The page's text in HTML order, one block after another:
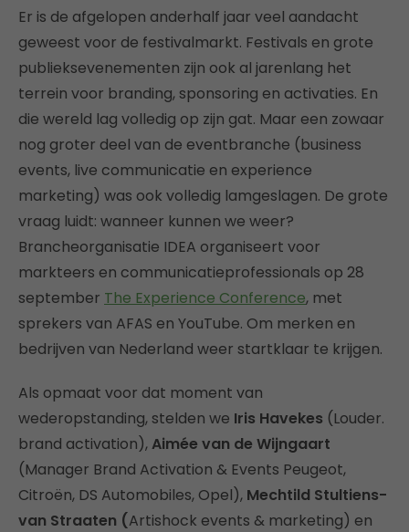
Er is de afgelopen anderhalf jaar veel aandacht
geweest voor de festivalmarkt. Festivals en grote
publieksevenementen zijn ook al jarenlang het
terrein voor branding, sponsoring en activaties. En
die wereld lag volledig op zijn gat. Maar een zowaar
nog groter deel van de eventbranche (business
events, live communicatie en experience
marketing) was ook volledig lamgeslagen. De grote
vraag luidt: wanneer kunnen we weer?
Brancheorganisatie IDEA organiseert voor
markteers en communicatieprofessionals op 28
september The Experience Conference, met
sprekers van AFAS en YouTube. Om merken en
bedrijven van Nederland weer startklaar te krijgen.
Als opmaat voor dat moment van
wederopstanding, stelden we Iris Havekes (Louder.
brand activation),Aimée van de Wijngaart
(Manager Brand Activation & Events Peugeot,
Citroën, DS Automobiles, Opel), Mechtild Stultiens-
van Straaten (Artishock events & marketing) en